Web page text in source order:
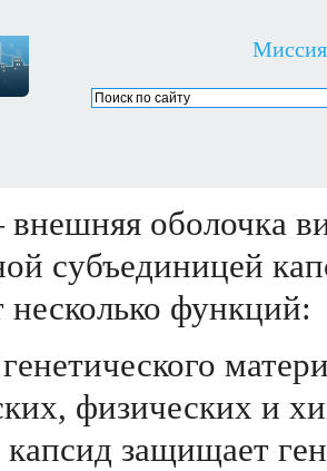
Миссия
оболочка
субъединицей
несколько функций:
физических и
защищает